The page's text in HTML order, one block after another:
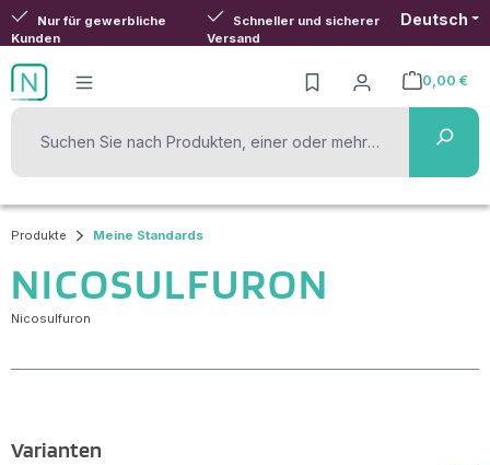
Zum Hauptinhalt springen
Nur für gewerbliche
Kunden
Schneller und sicherer
Versand
Deutsch
0,00 €
Warenkorb
Produkte Meine Standards
NICOSULFURON
Nicosulfuron
Varianten